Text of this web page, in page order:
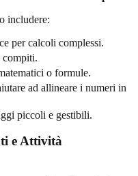
includere:
per calcoli complessi.
compiti.
o formule.
ad allineare i numeri in
piccoli e gestibili.
e Attività